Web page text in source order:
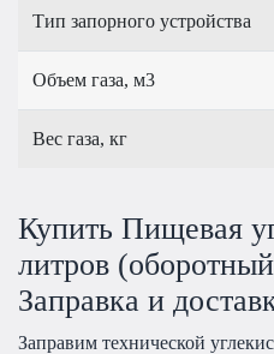
Тип запорного устройства
Объем газа, м3
Вес газа, кг
Купить Пищевая
литров
Заправка и
Заправим технической